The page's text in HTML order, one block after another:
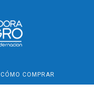
CÓMO COMPRAR